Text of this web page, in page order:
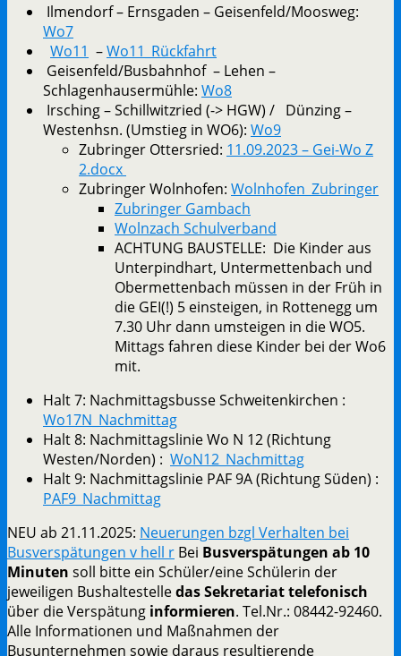
Ilmendorf – Ernsgaden – Geisenfeld/Moosweg:
Wo7
Wo11 –Wo11_Rückfahrt
Geisenfeld/Busbahnhof – Lehen –
Schlagenhausermühle: Wo8
Irsching – Schillwitzried (-> HGW) / Dünzing –
Westenhsn. (Umstieg in WO6): Wo9
Zubringer Ottersried: 11.09.2023 – Gei-Wo Z
2.docx
Zubringer Wolnhofen: Wolnhofen_Zubringer
Zubringer Gambach
Wolnzach Schulverband
ACHTUNG BAUSTELLE: Die Kinder aus
Unterpindhart, Untermettenbach und
Obermettenbach müssen in der Früh in
die GEI(!) 5 einsteigen, in Rottenegg um
7.30 Uhr dann umsteigen in die WO5.
Mittags fahren diese Kinder bei der Wo6
mit.
Halt 7: Nachmittagsbusse Schweitenkirchen :
Wo17N_Nachmittag
Halt 8: Nachmittagslinie Wo N 12 (Richtung
Westen/Norden) : WoN12_Nachmittag
Halt 9: Nachmittagslinie PAF 9A (Richtung Süden) :
PAF9_Nachmittag
NEU ab 21.11.2025: Neuerungen bzgl Verhalten bei
Busverspätungen v hell r Bei Busverspätungen ab 10
Minuten soll bitte ein Schüler/eine Schülerin der
jeweiligen Bushaltestelledas Sekretariat telefonisch
über die Verspätung informieren. Tel.Nr.: 08442-92460.
Alle Informationen und Maßnahmen der
Busunternehmen sowie daraus resultierende